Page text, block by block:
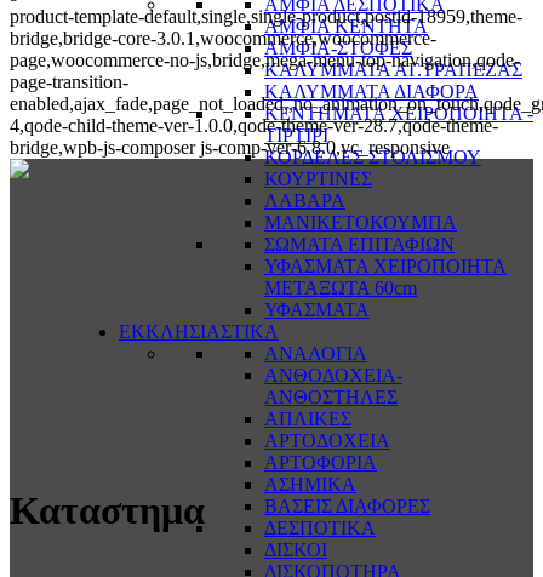
ΑΜΦΙΑ ΔΕΣΠΟΤΙΚΑ
ΑΜΦΙΑ ΚΕΝΤΗΤΑ
ΑΜΦΙΑ-ΣΤΟΦΕΣ
ΚΑΛΥΜΜΑΤΑ ΑΓ.ΤΡΑΠΕΖΑΣ
ΚΑΛΥΜΜΑΤΑ ΔΙΑΦΟΡΑ
ΚΕΝΤΗΜΑΤΑ ΧΕΙΡΟΠΟΙΗΤΑ -
ΤΙΡΤΙΡΙ
ΚΟΡΔΕΛΕΣ ΣΤΟΛΙΣΜΟΥ
ΚΟΥΡΤΙΝΕΣ
ΛΑΒΑΡΑ
ΜΑΝΙΚΕΤΟΚΟΥΜΠΑ
ΣΩΜΑΤΑ ΕΠΙΤΑΦΙΩΝ
ΥΦΑΣΜΑΤΑ ΧΕΙΡΟΠΟΙΗΤΑ
ΜΕΤΑΞΩΤΑ 60cm
ΥΦΑΣΜΑΤΑ
ΕΚΚΛΗΣΙΑΣΤΙΚΑ
ΑΝΑΛΟΓΙΑ
ΑΝΘΟΔΟΧΕΙΑ-
ΑΝΘΟΣΤΗΛΕΣ
ΑΠΛΙΚΕΣ
ΑΡΤΟΔΟΧΕΙΑ
ΑΡΤΟΦΟΡΙΑ
ΑΣΗΜΙΚΑ
ΒΑΣΕΙΣ ΔΙΑΦΟΡΕΣ
ΔΕΣΠΟΤΙΚΑ
ΔΙΣΚΟΙ
ΔΙΣΚΟΠΟΤΗΡΑ
product-template-default,single,single-product,postid-18959,theme-
bridge,bridge-core-3.0.1,woocommerce,woocommerce-
page,woocommerce-no-js,bridge,mega-menu-top-navigation,qode-
page-transition-
4,qode-child-theme-ver-1.0.0,qode-theme-ver-28.7,qode-theme-
bridge,wpb-js-composer js-comp-ver-6.8.0,vc_responsive
Καταστημα